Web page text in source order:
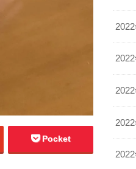
Pocket
2022
2022